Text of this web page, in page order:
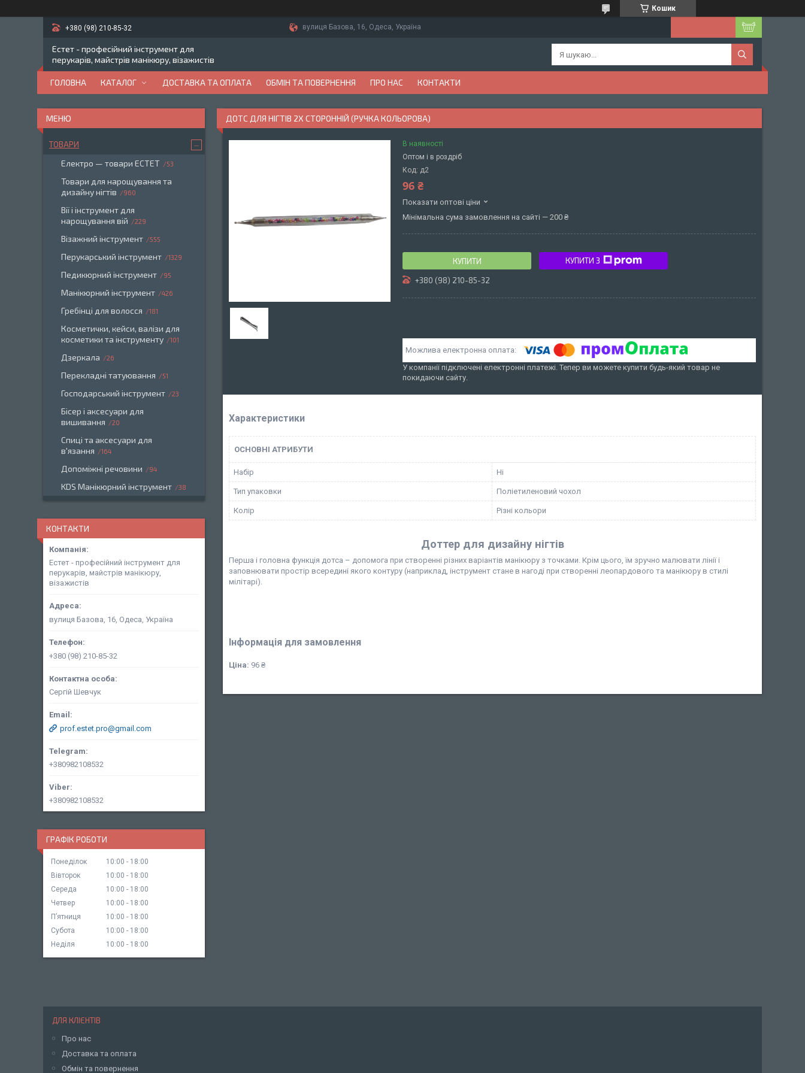
Кошик
+380 (98) 210-85-32 вулиця Базова, 16, Одеса, Україна
Естет - професійний інструмент для
перукарів, майстрів манікюру, візажистів
ГОЛОВНА КАТАЛОГ ДОСТАВКА ТА ОПЛАТА ОБМІН ТА ПОВЕРНЕННЯ ПРО НАС КОНТАКТИ
ДОТС ДЛЯ НІГТІВ 2Х СТОРОННІЙ (РУЧКА КОЛЬОРОВА)
В наявності
Оптом і в роздріб
Код: д2
96 ₴
Показати оптові ціни
Мінімальна сума замовлення на сайті — 200 ₴
КУПИТИ КУПИТИ З
+380 (98) 210-85-32
У компанії підключені електронні платежі. Тепер ви можете купити будь-який товар не
покидаючи сайту.
Характеристики
ОСНОВНІ АТРИБУТИ
Набір Ні
Тип упаковки Поліетиленовий чохол
Колір Різні кольори
Доттер для дизайну нігтів
Перша і головна функція дотса – допомога при створенні різних варіантів манікюру з точками. Крім цього, їм зручно малювати лінії і
заповнювати простір всередині якого контуру (наприклад, інструмент стане в нагоді при створенні леопардового та манікюру в стилі
мілітарі).
Інформація для замовлення
Ціна: 96 ₴
ТОВАРИ
Електро — товари ЕСТЕТ 53
Товари для нарощування та
дизайну нігтів
960
Вії і інструмент для
нарощування вій
229
Візажний інструмент 555
Перукарський інструмент 1329
Педикюрний інструмент 95
Манікюрний інструмент 426
Гребінці для волосся 181
Косметички, кейси, валізи для
косметики та інструменту
101
Дзеркала 26
Перекладні татуювання 51
Господарський інструмент 23
Бісер і аксесуари для
вишивання
20
Спиці та аксесуари для
в'язання
164
Допоміжні речовини 94
KDS Манікюрний інструмент 38
КОНТАКТИ
Естет - професійний інструмент для
перукарів, майстрів манікюру,
візажистів
вулиця Базова, 16, Одеса, Україна
+380 (98) 210-85-32
Сергій Шевчук
prof.estet.pro@gmail.com
+380982108532
+380982108532
ГРАФІК РОБОТИ
Понеділок 10:00
18:00
Вівторок
10:00
18:00
Середа
10:00
18:00
Четвер
10:00
18:00
Пʼятниця
10:00
18:00
Субота
10:00
18:00
Неділя
10:00 18:00
ДЛЯ КЛІЄНТІВ
Про нас
Доставка та оплата
Обмін та повернення